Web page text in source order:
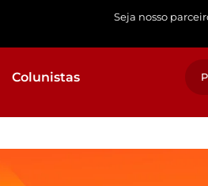
Seja nosso
Colunistas